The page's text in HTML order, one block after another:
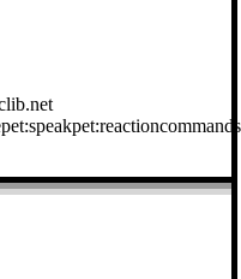
pet:speakpet:reactioncommands